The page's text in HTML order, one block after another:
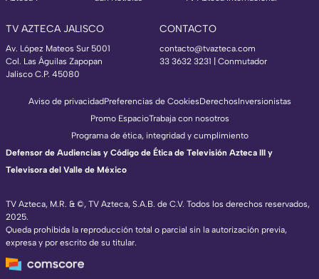
TV AZTECA JALISCO
Av. López Mateos Sur 5001
Col. Las Águilas Zapopan
Jalisco C.P. 45080
CONTACTO
contacto@tvazteca.com
33 3632 3231 | Conmutador
TV Azteca, M.R. & ©, TV Azteca, S.A.B. de C.V. Todos los derechos reservados,
2025.
Queda prohibida la reproducción total o parcial sin la autorización previa,
expresa y por escrito de su titular.
Aviso de privacidadPreferencias de CookiesDerechosInversionistas
Promo EspacioTrabaja con nosotros
Programa de ética, integridad y cumplimiento
Defensor de Audiencias y Código de Ética de Televisión Azteca III y
Televisora del Valle de México